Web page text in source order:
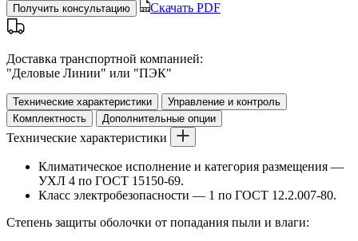
Получить консультацию Скачать PDF
Доставка транспортной компанией:
"Деловые Линии" или "ПЭК"
Технические характеристики
Управление и контроль
Комплектность
Дополнительные опции
Технические характеристики
Климатическое исполнение и категория размещения —
УХЛ 4 по ГОСТ 15150-69.
Класс электробезопасности — 1 по ГОСТ 12.2.007-80.
Степень защиты оболочки от попадания пыли и влаги: